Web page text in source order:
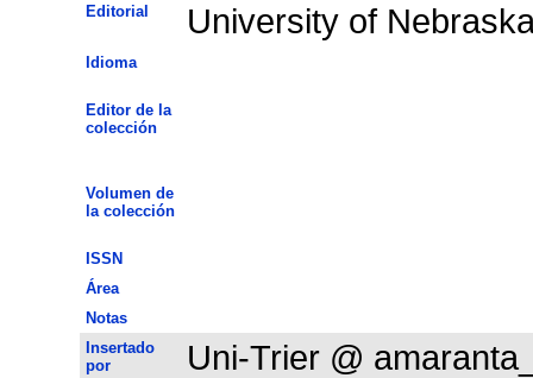
Editorial
University of
Idioma
Editor de la
colección
Volumen de
la colección
ISSN
Área
Notas
Insertado
por
Uni-Trier @